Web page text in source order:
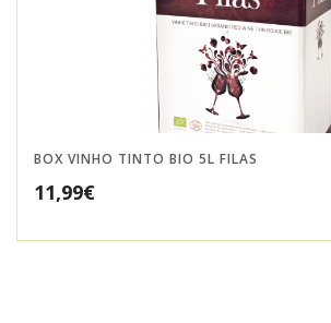
BOX VINHO TINTO BIO 5L FILAS
11,99€